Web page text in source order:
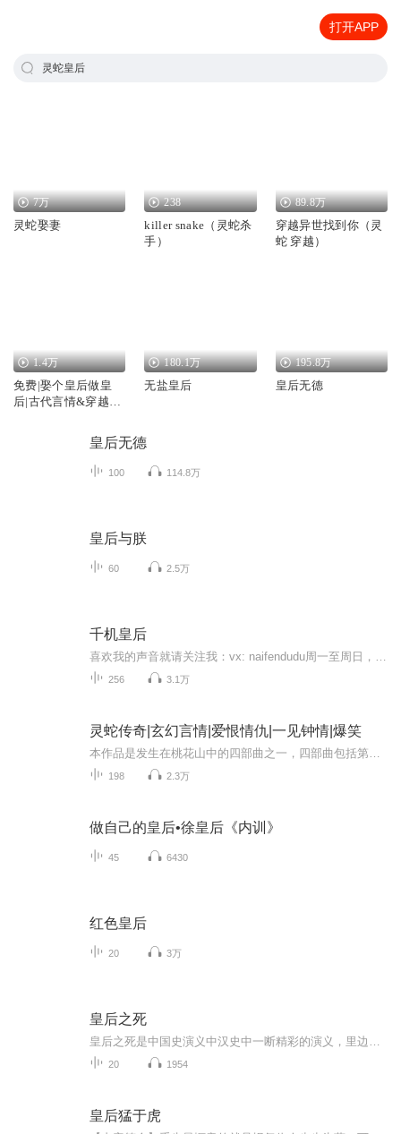
打开APP
灵蛇皇后
7万
灵蛇娶妻
238
killer snake（灵蛇杀
手）
89.8万
穿越异世找到你（灵
蛇 穿越）
1.4万
免费|娶个皇后做皇
后|古代言情&穿越&
180.1万
无盐皇后
195.8万
皇后无德
皇后无德
100 114.8万
皇后与朕
60 2.5万
千机皇后
256 3.1万
灵蛇传奇|玄幻言情|爱恨情仇|一见钟情|爆笑
198 2.3万
做自己的皇后•徐皇后《内训》
45 6430
红色皇后
20 3万
皇后之死
20 1954
皇后猛于虎